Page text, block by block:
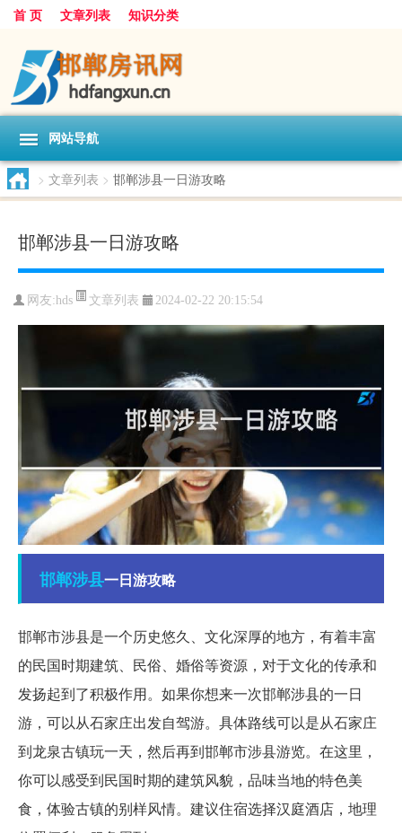
首 页 文章列表 知识分类
网站导航
> 文章列表 > 邯郸涉县一日游攻略
邯郸涉县一日游攻略
网友:hds 文章列表 2024-02-22 20:15:54
邯郸涉县一日游攻略
邯郸市涉县是一个历史悠久、文化深厚的地方，有着丰富
的民国时期建筑、民俗、婚俗等资源，对于文化的传承和
发扬起到了积极作用。如果你想来一次邯郸涉县的一日
游，可以从石家庄出发自驾游。具体路线可以是从石家庄
到龙泉古镇玩一天，然后再到邯郸市涉县游览。在这里，
你可以感受到民国时期的建筑风貌，品味当地的特色美
食，体验古镇的别样风情。建议住宿选择汉庭酒店，地理